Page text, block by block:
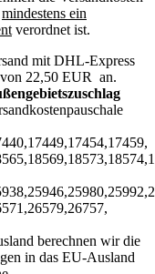
mindestens ein
verordnet ist.
mit DHL-Express
von 22,50 EUR an.
berechnen wir die
in das EU-Ausland